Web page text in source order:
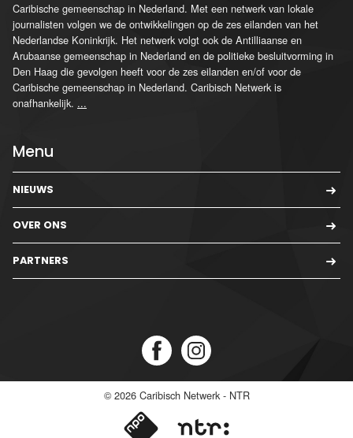
Caribische gemeenschap in Nederland. Met een netwerk van lokale
journalisten volgen we de ontwikkelingen op de zes eilanden van het
Nederlandse Koninkrijk. Het netwerk volgt ook de Antilliaanse en
Arubaanse gemeenschap in Nederland en de politieke besluitvorming in
Den Haag die gevolgen heeft voor de zes eilanden en/of voor de
Caribische gemeenschap in Nederland. Caribisch Netwerk is
onafhankelijk. ...
Menu
NIEUWS
OVER ONS
PARTNERS
© 2026 Caribisch Netwerk - NTR